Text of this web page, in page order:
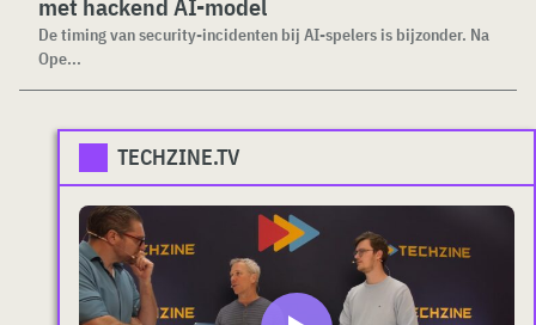
met hackend AI-model
De timing van security-incidenten bij AI-spelers is bijzonder. Na
Ope...
TECHZINE.TV